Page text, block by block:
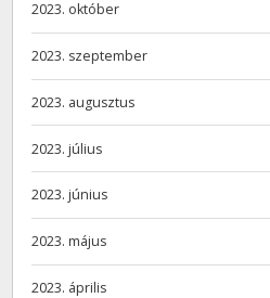
2023. október
2023. szeptember
2023. augusztus
2023. július
2023. június
2023. május
2023. április